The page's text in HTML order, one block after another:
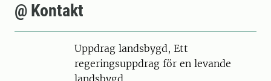
@ Kontakt
Uppdrag landsbygd, Ett
regeringsuppdrag för en levande
landsbygd